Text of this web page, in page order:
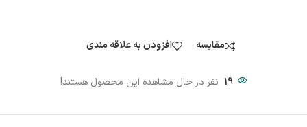
مقایسه افزودن به علاقه مندی
19 نفر در حال مشاهده این محصول هستند!